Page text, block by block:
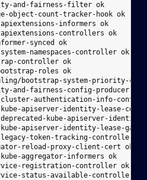
and-fairness-filter ok
object-count-tracker-hook ok
informers ok
controllers ok
synced ok
namespaces-controller ok
controller ok
roles ok
bootstrap-system-priority-
and-fairness-config-producer ok
cluster-authentication-info-
apiserver-identity-lease-
kube-apiserver-
apiserver-identity-lease-
token-tracking-controller ok
reload-proxy-client-cert ok
aggregator-informers ok
registration-controller ok
status-available-controller ok